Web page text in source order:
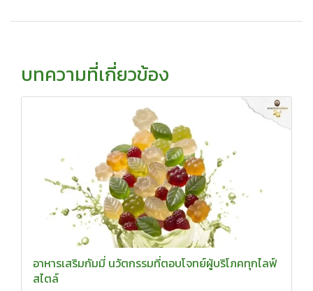
บทความที่เกี่ยวข้อง
อาหารเสริมกัมมี่ นวัตกรรมที่ตอบโจทย์ผู้บริโภคทุกไลฟ์
สไตล์